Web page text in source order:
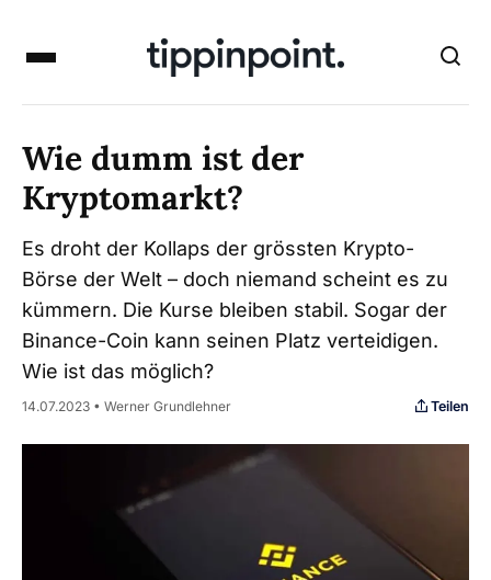
Wie dumm ist der
Kryptomarkt?
Es droht der Kollaps der grössten Krypto-
Börse der Welt – doch niemand scheint es zu
kümmern. Die Kurse bleiben stabil. Sogar der
Binance-Coin kann seinen Platz verteidigen.
Wie ist das möglich?
14.07.2023 • Werner Grundlehner Teilen